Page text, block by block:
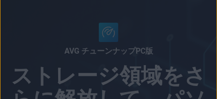
動
AVG チューンナップPC版
ストレージ領域をさ